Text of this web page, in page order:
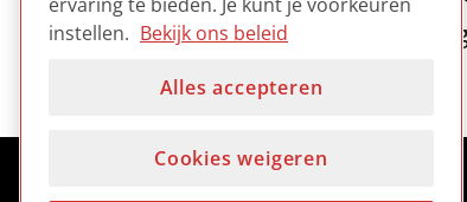
toegankelijkheid en het
instellen. Bekijk ons beleid
Alles accepteren
Cookies weigeren